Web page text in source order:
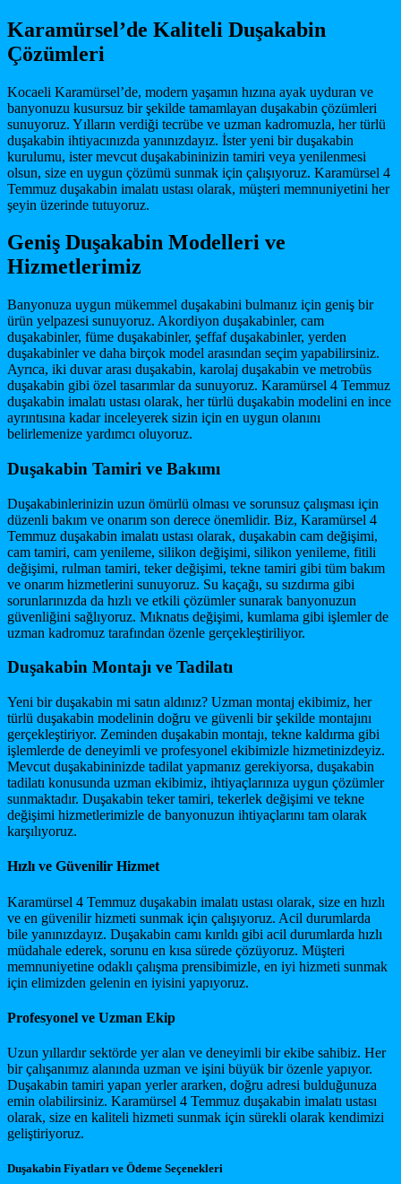
Karamürsel’de Kaliteli Duşakabin
Çözümleri
Kocaeli Karamürsel’de, modern yaşamın hızına ayak uyduran ve
banyonuzu kusursuz bir şekilde tamamlayan duşakabin çözümleri
sunuyoruz. Yılların verdiği tecrübe ve uzman kadromuzla, her türlü
duşakabin ihtiyacınızda yanınızdayız. İster yeni bir duşakabin
kurulumu, ister mevcut duşakabininizin tamiri veya yenilenmesi
olsun, size en uygun çözümü sunmak için çalışıyoruz. Karamürsel 4
Temmuz duşakabin imalatı ustası olarak, müşteri memnuniyetini her
şeyin üzerinde tutuyoruz.
Geniş Duşakabin Modelleri ve
Hizmetlerimiz
Banyonuza uygun mükemmel duşakabini bulmanız için geniş bir
ürün yelpazesi sunuyoruz. Akordiyon duşakabinler, cam
duşakabinler, füme duşakabinler, şeffaf duşakabinler, yerden
duşakabinler ve daha birçok model arasından seçim yapabilirsiniz.
Ayrıca, iki duvar arası duşakabin, karolaj duşakabin ve metrobüs
duşakabin gibi özel tasarımlar da sunuyoruz. Karamürsel 4 Temmuz
duşakabin imalatı ustası olarak, her türlü duşakabin modelini en ince
ayrıntısına kadar inceleyerek sizin için en uygun olanını
belirlemenize yardımcı oluyoruz.
Duşakabin Tamiri ve Bakımı
Duşakabinlerinizin uzun ömürlü olması ve sorunsuz çalışması için
düzenli bakım ve onarım son derece önemlidir. Biz, Karamürsel 4
Temmuz duşakabin imalatı ustası olarak, duşakabin cam değişimi,
cam tamiri, cam yenileme, silikon değişimi, silikon yenileme, fitili
değişimi, rulman tamiri, teker değişimi, tekne tamiri gibi tüm bakım
ve onarım hizmetlerini sunuyoruz. Su kaçağı, su sızdırma gibi
sorunlarınızda da hızlı ve etkili çözümler sunarak banyonuzun
güvenliğini sağlıyoruz. Mıknatıs değişimi, kumlama gibi işlemler de
uzman kadromuz tarafından özenle gerçekleştiriliyor.
Duşakabin Montajı ve Tadilatı
Yeni bir duşakabin mi satın aldınız? Uzman montaj ekibimiz, her
türlü duşakabin modelinin doğru ve güvenli bir şekilde montajını
gerçekleştiriyor. Zeminden duşakabin montajı, tekne kaldırma gibi
işlemlerde de deneyimli ve profesyonel ekibimizle hizmetinizdeyiz.
Mevcut duşakabininizde tadilat yapmanız gerekiyorsa, duşakabin
tadilatı konusunda uzman ekibimiz, ihtiyaçlarınıza uygun çözümler
sunmaktadır. Duşakabin teker tamiri, tekerlek değişimi ve tekne
değişimi hizmetlerimizle de banyonuzun ihtiyaçlarını tam olarak
karşılıyoruz.
Hızlı ve Güvenilir Hizmet
Karamürsel 4 Temmuz duşakabin imalatı ustası olarak, size en hızlı
ve en güvenilir hizmeti sunmak için çalışıyoruz. Acil durumlarda
bile yanınızdayız. Duşakabin camı kırıldı gibi acil durumlarda hızlı
müdahale ederek, sorunu en kısa sürede çözüyoruz. Müşteri
memnuniyetine odaklı çalışma prensibimizle, en iyi hizmeti sunmak
için elimizden gelenin en iyisini yapıyoruz.
Profesyonel ve Uzman Ekip
Uzun yıllardır sektörde yer alan ve deneyimli bir ekibe sahibiz. Her
bir çalışanımız alanında uzman ve işini büyük bir özenle yapıyor.
Duşakabin tamiri yapan yerler ararken, doğru adresi bulduğunuza
emin olabilirsiniz. Karamürsel 4 Temmuz duşakabin imalatı ustası
olarak, size en kaliteli hizmeti sunmak için sürekli olarak kendimizi
geliştiriyoruz.
Duşakabin Fiyatları ve Ödeme Seçenekleri